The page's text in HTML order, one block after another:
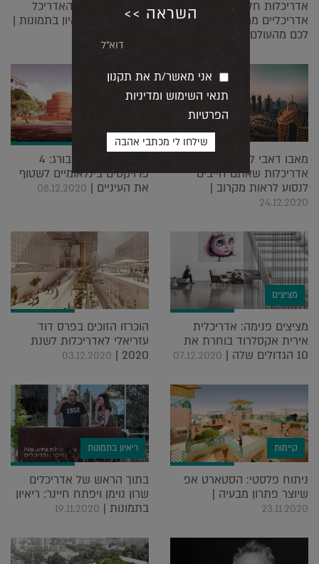
אדריכלות חלומית: פרויקטים
אדריכליים מרהיבים שבחרנו
לכם מהעולם |
05.01.2021
בתוך הראש של האדריכל
יואב אנדרמן: ריאיון בתמונות |
04.01.2021
אדריכלות שאתם חייבים
לנסוע לראות מקרוב |
24.12.2020
בייג'ין פינת יוהנסבורג: 4
פרויקטים בינלאומיים לשטוף
את העיניים | 08.12.2020
מציצים
מציצים פנימה: אדריכלית
אירית אקסלרוד בוחרת את
10 הגדולים שלה |
07.12.2020
הוכרזו הזוכים בפרס דוד
עזריאלי לאדריכלות לשנת
2020 |
03.12.2020
קיימות
ניתוח פלסטי: הסטארט אפ
שיוצר פתרון מבעיה |
23.11.2020
ריאיון בתמונות
בתוך הראש של אדריכלים
שרון נוימן ויפתח חיינר: ריאיון
בתמונות | 19.11.2020
השראה >>
אני מאשר/ת את תקנון
תנאי השימוש ומדיניות
הפרטיות